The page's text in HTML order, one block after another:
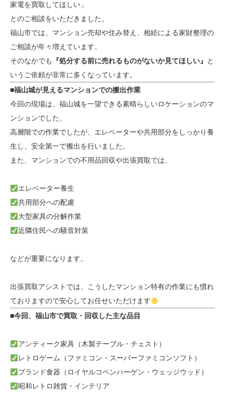
家電を買取してほしい」
とのご相談をいただきました。
福山市では、マンション売却や住み替え、相続による家財整理の
ご相談が年々増えています。
そのなかでも
『処分する前に売れるものがないか見てほしい』
と
いうご依頼が非常に多くなっています。
■福山城が見えるマンションでの搬出作業
今回の現場は、福山城を一望できる素晴らしいロケーションのマ
ンションでした。
高層階での作業でしたが、エレベーターや共用部分をしっかり養
生し、安全第一で搬出を行いました。
また、マンションでの不用品回収や出張買取では、
エレベーター養生
共用部分への配慮
大型家具の分解作業
近隣住民への騒音対策
などが重要になります。
出張買取アシストでは、こうしたマンション特有の作業にも慣れ
ておりますので安心してお任せいただけます
■今回、福山市で買取・回収した主な品目
アンティーク家具（木製テーブル・チェスト）
レトロゲーム（ファミコン・スーパーファミコンソフト）
ブランド食器（ロイヤルコペンハーゲン・ウェッジウッド）
昭和レトロ雑貨・インテリア